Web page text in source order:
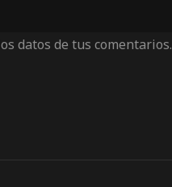
datos de tus comentarios.